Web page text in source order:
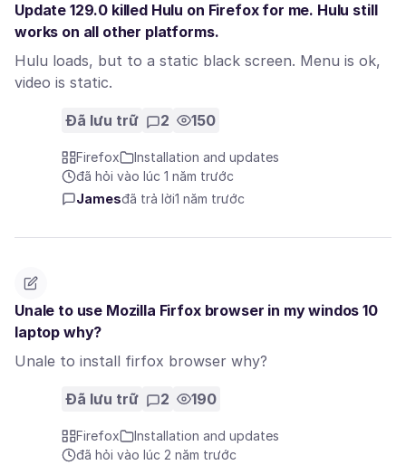
Update 129.0 killed Hulu on Firefox for me. Hulu still
works on all other platforms.
Hulu loads, but to a static black screen. Menu is ok,
video is static.
Đã lưu trữ 2 150
Firefox
Installation and updates
đã hỏi vào lúc 1 năm trước
Jamesđã trả lời1 năm trước
Unale to use Mozilla Firfox browser in my windos 10
laptop why?
Unale to install firfox browser why?
Đã lưu trữ 2 190
Firefox
Installation and updates
đã hỏi vào lúc 2 năm trước